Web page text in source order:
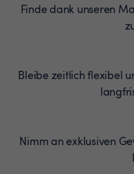
Finde dank unseren
Bleibe zeitlich flexibel
Nimm an exklusiven